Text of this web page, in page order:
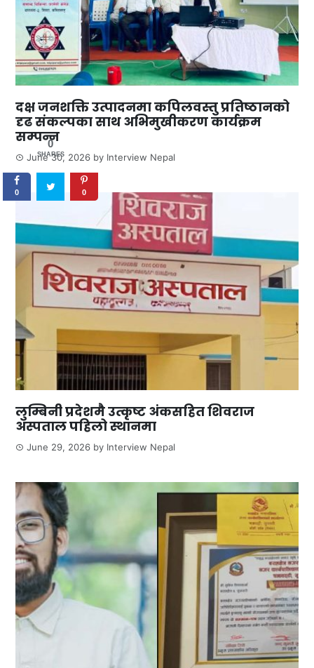
दक्ष जनशक्ति उत्पादनमा कपिलवस्तु प्रतिष्ठानको
दृढ संकल्पका साथ अभिमुखीकरण कार्यक्रम
सम्पन्न
June 30, 2026 by Interview Nepal
लुम्बिनी प्रदेशमै उत्कृष्ट अंकसहित शिवराज
अस्पताल पहिलो स्थानमा
June 29, 2026 by Interview Nepal
0
SHARES
0 0